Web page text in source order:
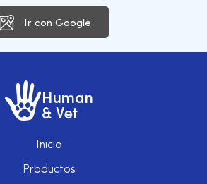
Ir con Google
Inicio
Productos